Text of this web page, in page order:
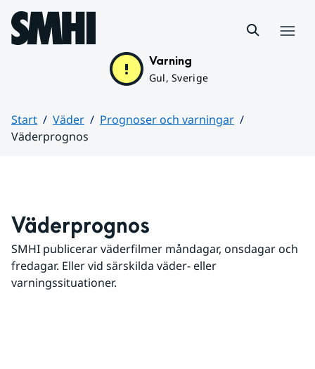
Hoppa till sidans innehåll
Varning
Gul, Sverige
Start Väder
Prognoser och varningar
Väderprognos
Väderprognos
SMHI publicerar väderfilmer måndagar, onsdagar och
fredagar. Eller vid särskilda väder- eller
varningssituationer.